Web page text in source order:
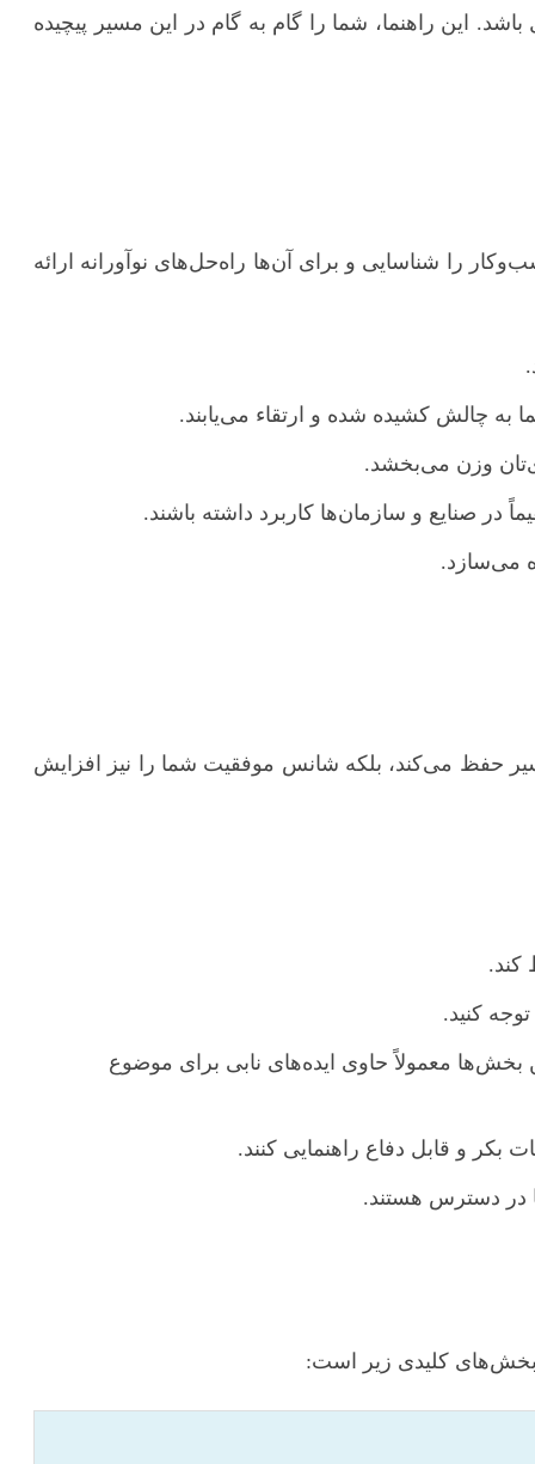
این راهنما، شما را گام به گام در این مسیر پیچیده
را شناسایی و برای آن‌ها راه‌حل‌های نوآورانه ارائه
چالش کشیده شده و ارتقاء می‌یابند.
وزن می‌بخشد.
در صنایع و سازمان‌ها کاربرد داشته باشند.
می‌سازد.
حفظ می‌کند، بلکه شانس موفقیت شما را نیز افزایش
کند.
کنید.
بخش‌ها معمولاً حاوی ایده‌های نابی برای موضوع
و قابل دفاع راهنمایی کنند.
در دسترس هستند.